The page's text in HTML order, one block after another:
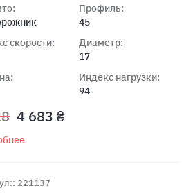
скорости:
Профиль:
45
Диаметр:
17
Индекс нагрузки:
94
4 683 ₴
221137